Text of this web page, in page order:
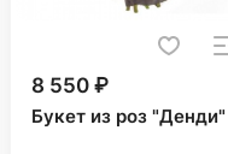
8 550 ₽
Букет из роз "Денди"